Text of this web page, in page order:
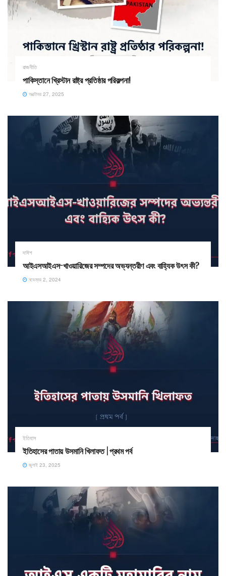
রাজনীতি
পাকিস্তানে খ্রিস্টান রাষ্ট্র প্রতিষ্ঠার পরিকল্পনা!
অক্টোবর 27, 2025
দাঈশ
আইএসআইএস-খাওয়ারিজের সম্পদের অভ্যন্তরীণ এবং বাহ্যিক উৎস কী?
নভেম্বর 2, 2024
ইতিহাস
ইতিহাসের পাতায় উসমানি খিলাফত | প্রথম পর্ব
জুলাই 23, 2025